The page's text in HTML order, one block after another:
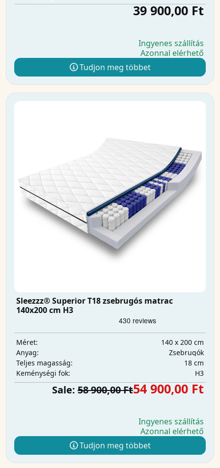
39 900,00 Ft
Ingyenes szállítás
Azonnal elérhető
Tudjon meg többet
Sleezzz® Superior T18 zsebrugós matrac
140x200 cm H3
Méret:
140 x 200 cm
Anyag:
Zsebrugók
Teljes magasság:
18 cm
Keménységi fok:
H3
Sale: 58 900,00 Ft54 900,00 Ft
Ingyenes szállítás
Azonnal elérhető
Tudjon meg többet